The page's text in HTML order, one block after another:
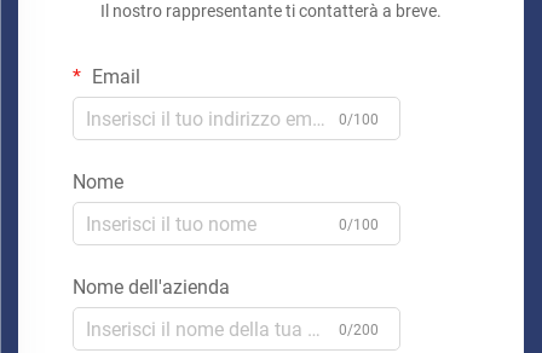
Il nostro rappresentante ti contatterà a breve.
Email
0/100
Nome
0/100
Nome dell'azienda
0/200